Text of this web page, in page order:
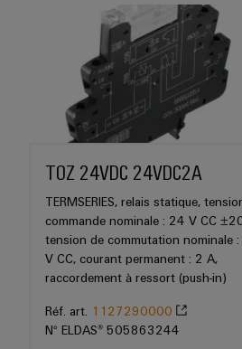
TOZ 24VDC 24VDC2A
TERMSERIES, relais statique,
commande nominale : 24 V CC
tension de commutation nominale :
V CC, courant permanent : 2 A,
raccordement à ressort (push-in)
Réf. art. 1127290000
N° ELDAS® 505863244